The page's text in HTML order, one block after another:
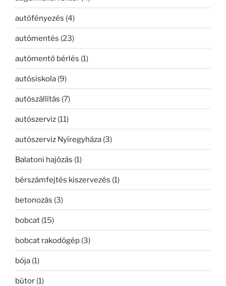
autófényezés (4)
autómentés (23)
autómentő bérlés (1)
autósiskola (9)
autószállítás (7)
autószerviz (11)
autószerviz Nyíregyháza (3)
Balatoni hajózás (1)
bérszámfejtés kiszervezés (1)
betonozás (3)
bobcat (15)
bobcat rakodógép (3)
bója (1)
bútor (1)